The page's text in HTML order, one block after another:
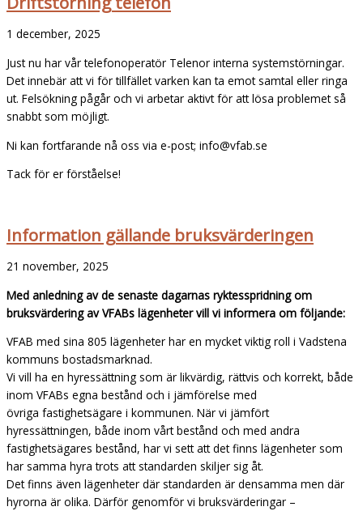
1 december, 2025
Just nu har vår telefonoperatör Telenor interna systemstörningar.
Det innebär att vi för tillfället varken kan ta emot samtal eller ringa
ut. Felsökning pågår och vi arbetar aktivt för att lösa problemet så
snabbt som möjligt.
Ni kan fortfarande nå oss via e-post; info@vfab.se
Tack för er förståelse!
Information gällande bruksvärderingen
21 november, 2025
Med anledning av de senaste dagarnas ryktesspridning om
bruksvärdering av VFABs lägenheter vill vi informera om följande:
VFAB med sina 805 lägenheter har en mycket viktig roll i Vadstena
kommuns bostadsmarknad.
Vi vill ha en hyressättning som är likvärdig, rättvis och korrekt, både
inom VFABs egna bestånd och i jämförelse med
övriga fastighetsägare i kommunen. När vi jämfört
hyressättningen, både inom vårt bestånd och med andra
fastighetsägares bestånd, har vi sett att det finns lägenheter som
har samma hyra trots att standarden skiljer sig åt.
Det finns även lägenheter där standarden är densamma men där
hyrorna är olika. Därför genomför vi bruksvärderingar –